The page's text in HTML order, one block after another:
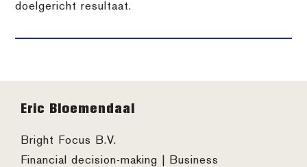
doelgericht resultaat.
Footer
Eric Bloemendaal
Bright Focus B.V.
Financial decision-making | Business